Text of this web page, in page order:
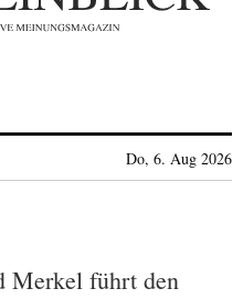
Do, 6. Aug 2026
Merkel führt den